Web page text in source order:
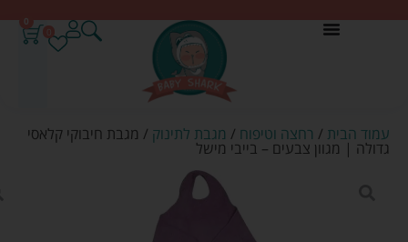
0
עמוד הבית / רחצה וטיפוח / מגבת לתינוק / מגבת חיבוקי קלאסי
גדולה | מגוון צבעים – בייבי מישל